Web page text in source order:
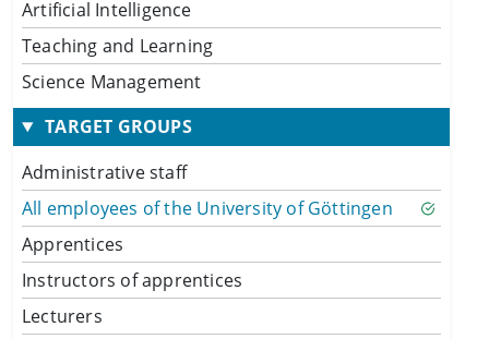
Artificial Intelligence
Teaching and Learning
Science Management
TARGET GROUPS
Administrative staff
All employees of the University of Göttingen
Apprentices
Instructors of apprentices
Lecturers